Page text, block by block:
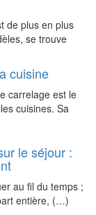
de plus en plus
se trouve
cuisine
carrelage est le
cuisines. Sa
le séjour :
au fil du temps ;
entière, (…)